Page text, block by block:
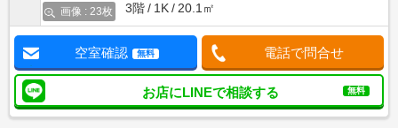
画像 : 23枚
3階
1K 20.1㎡
空室確認 無料 電話で問合せ
お店にLINEで相談する 無料